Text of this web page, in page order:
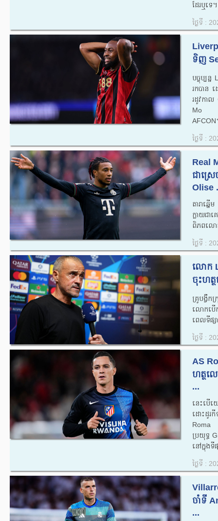
ដែរឬទេ
ថ្ងៃទី :
ទិញ
បច្ចុប្បន្
រកបាន
រដូវកាល
Mo
ថ្ងៃទី :
Real
ជាស្រេ
Olise
តារាឆ្ន
ក្លាយជា
ពិភពលោ
ថ្ងៃទី :
លោក
ចុះហត្ថ
គ្រូបង្វឹក
លោកបើ
ពេលទីផ្ស
ថ្ងៃទី :
AS
ហត្ថល
...
នេះបើយ
ដោះដូរ
Roma
ប្រយុទ្ធ
នៅក្នុងទី
ថ្ងៃទី :
ចាំទី
...